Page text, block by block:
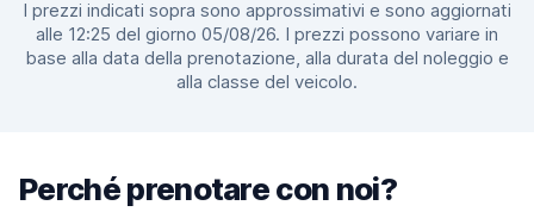
I prezzi indicati sopra sono approssimativi e sono aggiornati
alle 12:25 del giorno 05/08/26. I prezzi possono variare in
base alla data della prenotazione, alla durata del noleggio e
alla classe del veicolo.
Perché prenotare con noi?